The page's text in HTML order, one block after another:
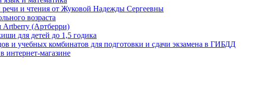
речи и чтения от Жуковой Надежды Сергеевны
возраста
Artberry (Артберри)
для детей до 1,5 годика
и учебных комбинатов для подготовки и сдачи экзамена в ГИБДД
интернет-магазине